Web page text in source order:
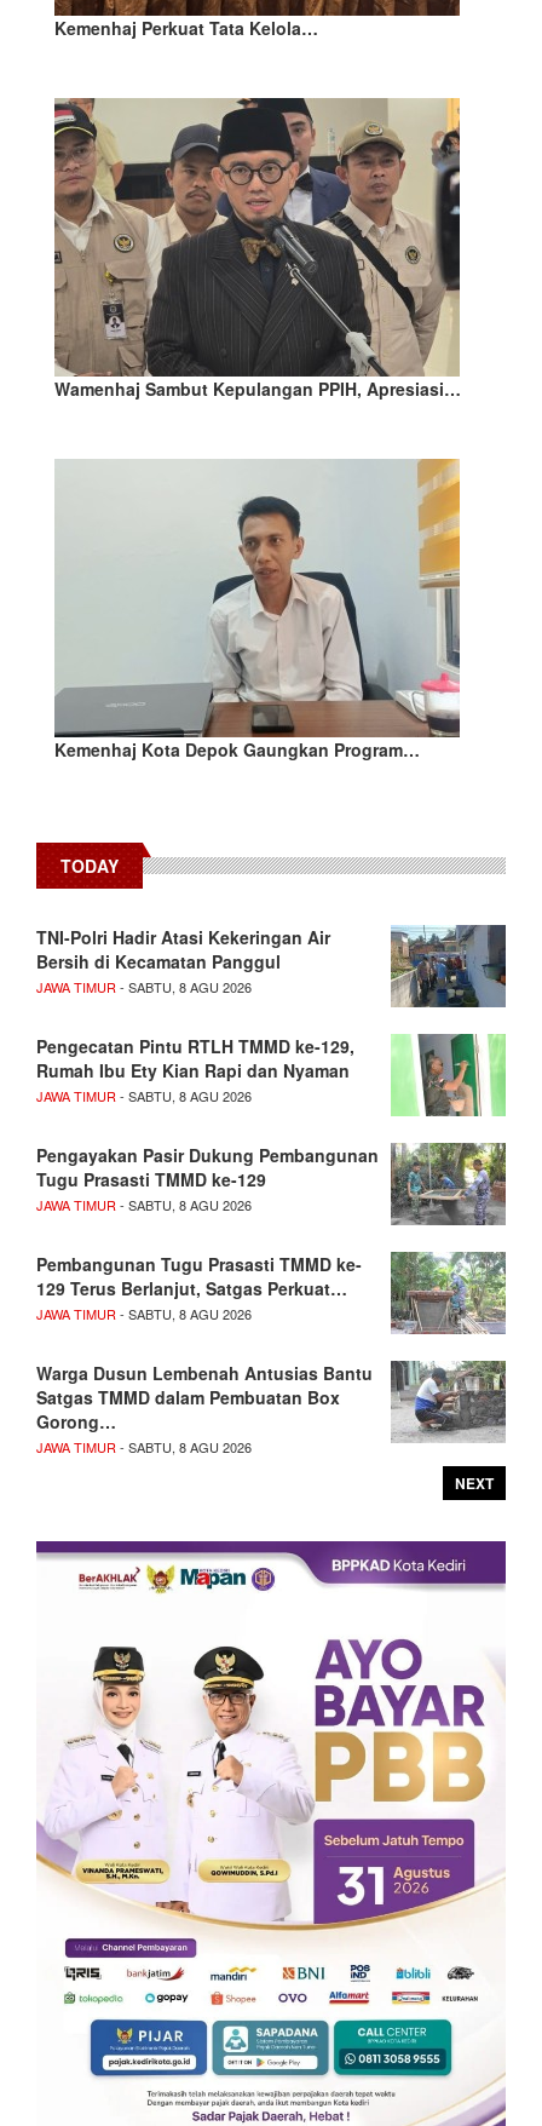
Kemenhaj Perkuat Tata Kelola…
Wamenhaj Sambut Kepulangan PPIH, Apresiasi…
Kemenhaj Kota Depok Gaungkan Program…
TODAY
TNI-Polri Hadir Atasi Kekeringan Air
Bersih di Kecamatan Panggul
JAWA TIMUR- SABTU, 8 AGU 2026
Pengecatan Pintu RTLH TMMD ke-129,
Rumah Ibu Ety Kian Rapi dan Nyaman
JAWA TIMUR- SABTU, 8 AGU 2026
Pengayakan Pasir Dukung Pembangunan
Tugu Prasasti TMMD ke-129
JAWA TIMUR- SABTU, 8 AGU 2026
Pembangunan Tugu Prasasti TMMD ke-
129 Terus Berlanjut, Satgas Perkuat…
JAWA TIMUR- SABTU, 8 AGU 2026
Warga Dusun Lembenah Antusias Bantu
Satgas TMMD dalam Pembuatan Box
Gorong…
JAWA TIMUR- SABTU, 8 AGU 2026
NEXT